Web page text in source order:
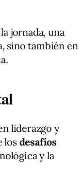
jornada, una
sino también en
liderazgo y
losdesafíos
y la